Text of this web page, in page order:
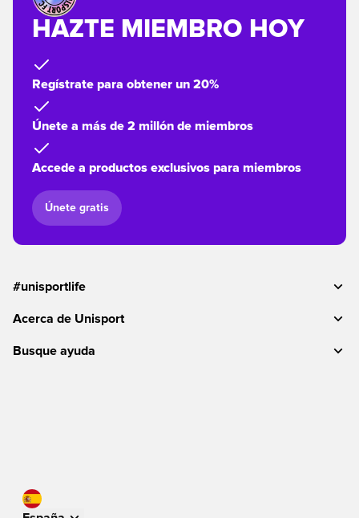
HAZTE MIEMBRO HOY
Regístrate para obtener un 20%
Únete a más de 2 millón de miembros
Accede a productos exclusivos para miembros
Únete gratis
#unisportlife
Acerca de Unisport
Busque ayuda